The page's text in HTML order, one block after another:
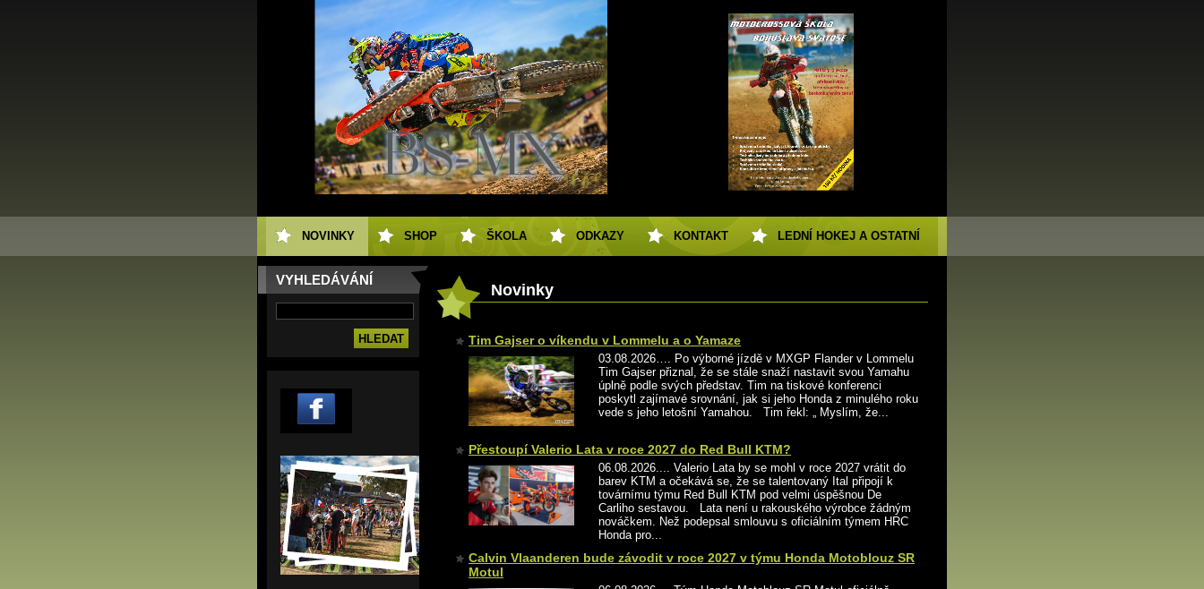
VYHLEDÁVÁNÍ
Novinky
Tim Gajser o víkendu v Lommelu a o Yamaze
03.08.2026…. Po výborné jízdě v MXGP Flander v Lommelu
Tim Gajser přiznal, že se stále snaží nastavit svou Yamahu
úplně podle svých představ. Tim na tiskové konferenci
poskytl zajímavé srovnání, jak si jeho Honda z minulého roku
vede s jeho letošní Yamahou. Tim řekl: „ Myslím, že...
Přestoupí Valerio Lata v roce 2027 do Red Bull KTM?
06.08.2026.... Valerio Lata by se mohl v roce 2027 vrátit do
barev KTM a očekává se, že se talentovaný Ital připojí k
továrnímu týmu Red Bull KTM pod velmi úspěšnou De
Carliho sestavou. Lata není u rakouského výrobce žádným
nováčkem. Než podepsal smlouvu s oficiálním týmem HRC
Honda pro...
Calvin Vlaanderen bude závodit v roce 2027 v týmu Honda Motoblouz SR
Motul
NOVINKY SHOP ŠKOLA ODKAZY KONTAKT LEDNÍ HOKEJ A OSTATNÍ